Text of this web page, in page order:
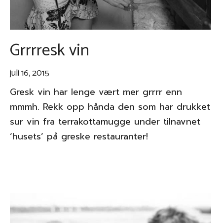
Grrrresk vin
juli 16, 2015
Gresk vin har lenge vært mer grrrr enn
mmmh. Rekk opp hånda den som har drukket
sur vin fra terrakottamugge under tilnavnet
‘husets’ på greske restauranter!